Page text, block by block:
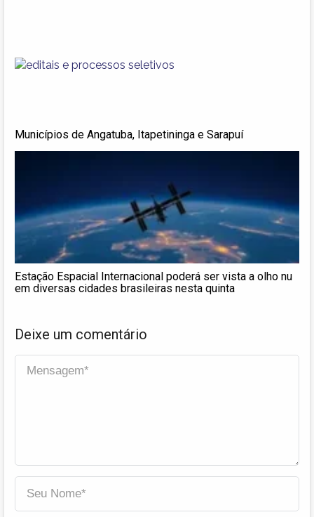
Municípios de Angatuba, Itapetininga e Sarapuí
Estação Espacial Internacional poderá ser vista a olho nu
em diversas cidades brasileiras nesta quinta
Deixe um comentário